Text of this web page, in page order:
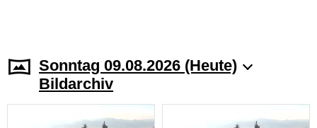
Sonntag 09.08.2026 (Heute)
Bildarchiv